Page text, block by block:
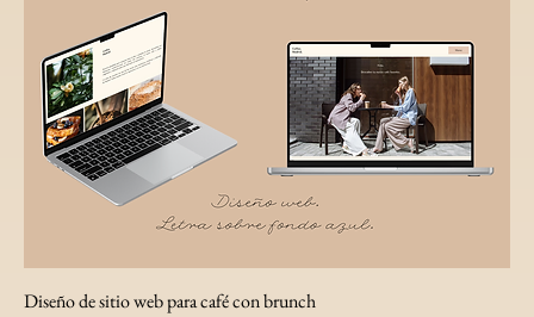
Diseño de sitio web para café con brunch